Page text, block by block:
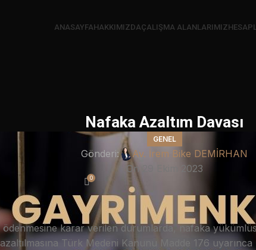
ANASAYFAHAKKIMIZDAÇALIŞMA ALANLARIMIZ
Nafaka Azaltım Davası
GENEL
Gönderi:
Av. İrem Bike DEMİRHAN
On 29 Ekim 2023
0
ödenmesine karar verilen durumlarda, nafaka
Türk Medeni Kanunu Madde 176